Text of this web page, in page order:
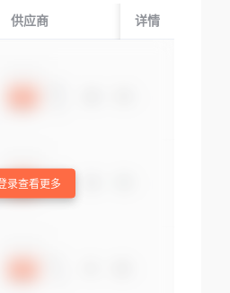
供应商 起运国/地区
详情
录查看更多